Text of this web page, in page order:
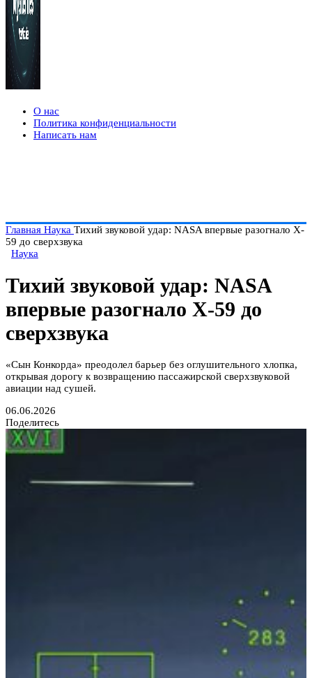
О нас
Политика конфиденциальности
Написать нам
Главная Наука Тихий звуковой удар: NASA впервые разогнало X-
59 до сверхзвука
Наука
Тихий звуковой удар: NASA
впервые разогнало X-59 до
сверхзвука
«Сын Конкорда» преодолел барьер без оглушительного хлопка,
открывая дорогу к возвращению пассажирской сверхзвуковой
авиации над сушей.
06.06.2026
Поделитесь